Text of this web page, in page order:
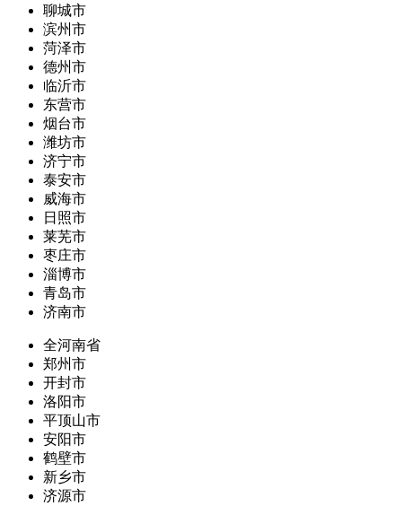
聊城市
滨州市
菏泽市
德州市
临沂市
东营市
烟台市
潍坊市
济宁市
泰安市
威海市
日照市
莱芜市
枣庄市
淄博市
青岛市
济南市
全河南省
郑州市
开封市
洛阳市
平顶山市
安阳市
鹤壁市
新乡市
济源市